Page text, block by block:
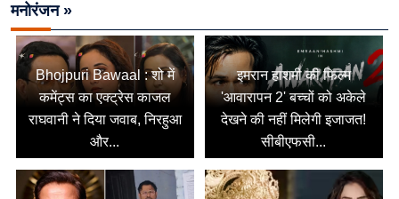
मनोरंजन »
Bhojpuri Bawaal : शो में
कमेंट्स का एक्ट्रेस काजल
राघवानी ने दिया जवाब, निरहुआ
और...
इमरान हाशमी की फिल्म
'आवारापन 2' बच्चों को अकेले
देखने की नहीं मिलेगी इजाजत!
सीबीएफसी...